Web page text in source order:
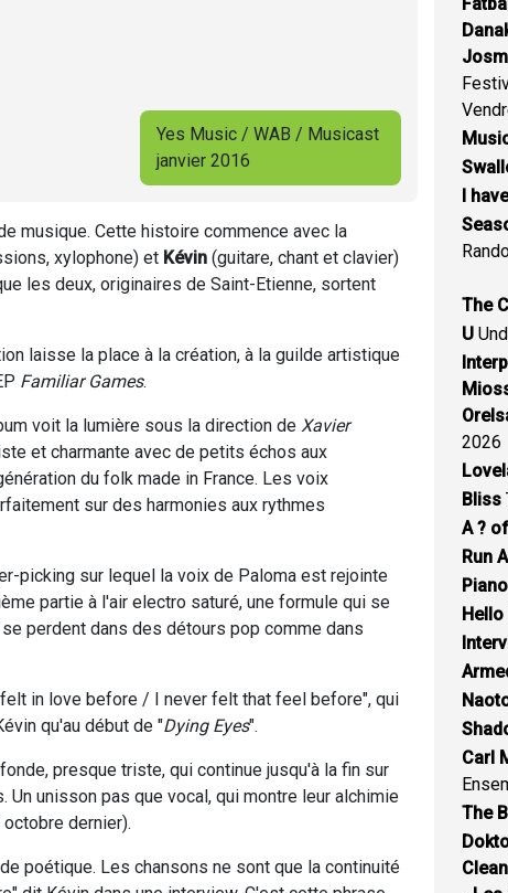
Yes Music / WAB / Musicast
janvier 2016
musique. Cette histoire commence avec la
xylophone) et Kévin (guitare, chant et clavier)
les deux, originaires de Saint-Etienne, sortent
laisse la place à la création, à la guilde artistique
Familiar Games.
voit la lumière sous la direction de Xavier
et charmante avec de petits échos aux
du folk made in France. Les voix
sur des harmonies aux rythmes
picking sur lequel la voix de Paloma est rejointe
partie à l'air electro saturé, une formule qui se
perdent dans des détours pop comme dans
in love before / I never felt that feel before", qui
qu'au début de "Dying Eyes".
presque triste, qui continue jusqu'à la fin sur
unisson pas que vocal, qui montre leur alchimie
dernier).
poétique. Les chansons ne sont que la continuité
I
The
U
2026
Bliss
A ?
Run
Carl
The